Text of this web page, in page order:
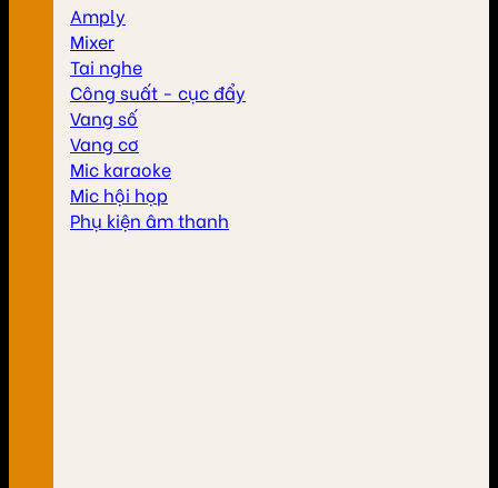
Amply
Mixer
Tai nghe
Công suất - cục đẩy
Vang số
Vang cơ
Mic karaoke
Mic hội họp
Phụ kiện âm thanh